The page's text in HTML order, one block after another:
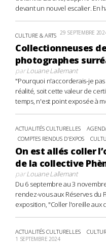
devant un nouvel escalier. En
CULTURE & ARTS 29 SEPTEMBRE
Collectionneuses
photographes
parLouane Lallemant
"Pourquoi n'accorderais-je
réalité, soit cette valeur de
temps, n'est point exposée à
ACTUALITÉS CULTURELLES
COMPTES RENDUS D'EXPOS
On est allés coller
de la collective
parLouane Lallemant
Du 6 septembre au 3
rendez-vous aux Réserves du
exposition, "Coller l'oreille aux
ACTUALITÉS CULTURELLES
1 SEPTEMBRE 2024